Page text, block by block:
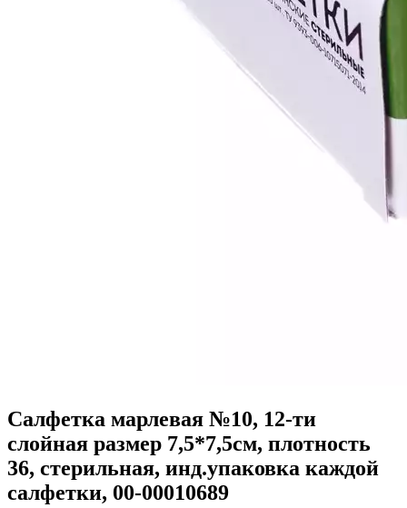
Салфетка марлевая №10, 12-ти
слойная размер 7,5*7,5см, плотность
36, стерильная, инд.упаковка каждой
салфетки, 00-00010689